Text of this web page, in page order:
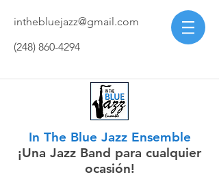
inthebluejazz@gmail.com
(248) 860-4294
In The Blue Jazz Ensemble
¡Una Jazz Band para cualquier
ocasión!